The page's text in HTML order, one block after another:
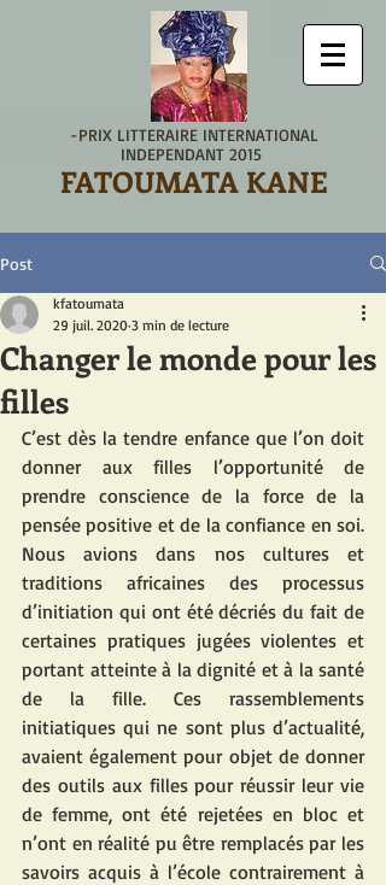
-PRIX LITTERAIRE INTERNATIONAL
INDEPENDANT 2015
FATOUMATA KANE
Post
Changer le monde pour les
filles
kfatoumata
29 juil. 2020 3 min de lecture
C’est dès la tendre enfance que l’on doit
donner aux filles l’opportunité de
prendre conscience de la force de la
pensée positive et de la confiance en soi.
Nous avions dans nos cultures et
traditions africaines des processus
d’initiation qui ont été décriés du fait de
certaines pratiques jugées violentes et
portant atteinte à la dignité et à la santé
de la fille. Ces rassemblements
initiatiques qui ne sont plus d’actualité,
avaient également pour objet de donner
des outils aux filles pour réussir leur vie
de femme, ont été rejetées en bloc et
n’ont en réalité pu être remplacés par les
savoirs acquis à l’école contrairement à